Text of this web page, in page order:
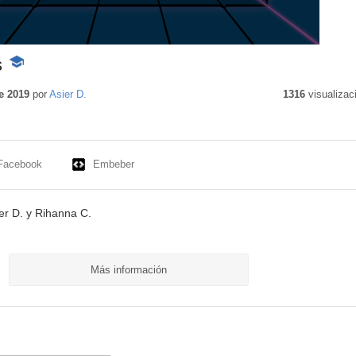
-
educativo
2019por Asier D. 1316
Embeber
D. y Rihanna C.
Más información